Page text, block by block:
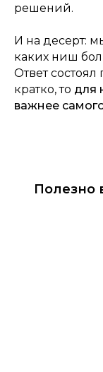
решений.
И на десерт:
каких ниш
Ответ
кратко, то для
важнее
Полезно